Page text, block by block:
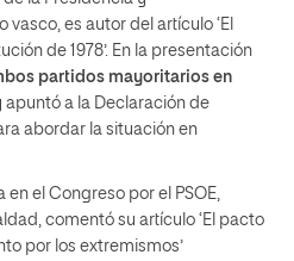
es autor del artículo ‘El
de 1978’. En la presentación
partidos mayoritarios en
apuntó a la Declaración de
abordar la situación en
en el Congreso por el PSOE,
comentó su artículo ‘El pacto
por los extremismos’